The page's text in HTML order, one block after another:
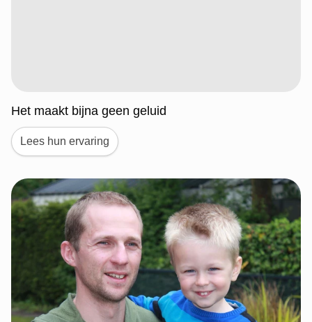
Het maakt bijna geen geluid
Lees hun ervaring